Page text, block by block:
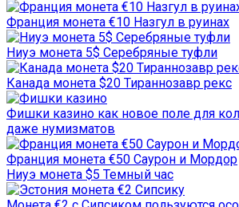
Франция монета €10 Назгул в руинах
Ниуэ монета 5$ Серебряные туфли
Канада монета $20 Тираннозавр рекс
Фишки казино как новое поле для
даже нумизматов
Франция монета €50 Саурон и Мордор
Ниуэ монета $5 Темный час